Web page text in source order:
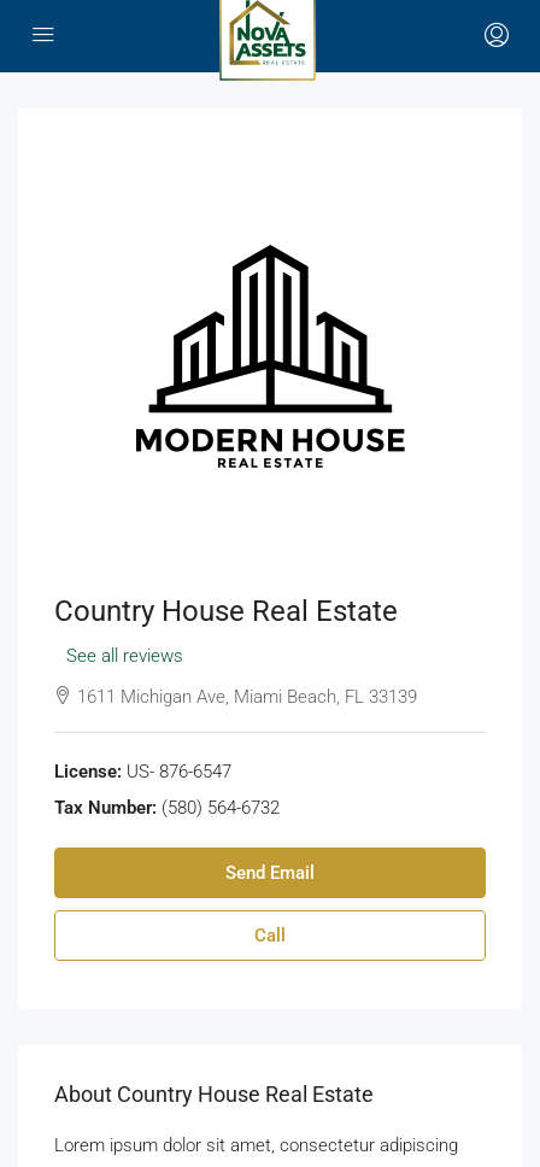
Country House Real Estate
See all reviews
1611 Michigan Ave, Miami Beach, FL 33139
License: US- 876-6547
Tax Number: (580) 564-6732
Send Email
Call
About Country House Real Estate
Lorem ipsum dolor sit amet, consectetur adipiscing